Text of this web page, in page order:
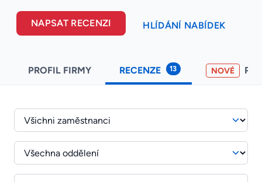
NAPSAT RECENZI HLÍDÁNÍ NABÍDEK
PROFIL FIRMY RECENZE 13 NOVÉ